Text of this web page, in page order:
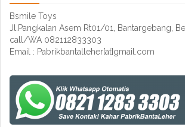
Bsmile Toys
Jl.Pangkalan Asem Rt01/01, Bantargebang,
call/WA 082112833303
Email : Pabrikbantalleher[at]gmail.com